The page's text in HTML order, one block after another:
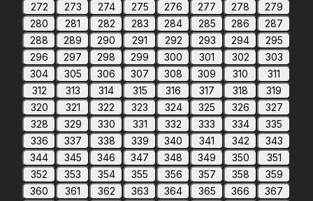
272
273 274 275 276 277 278
279
280
281 282 283 284 285 286
287
288
289 290 291 292 293 294
295
296
297 298 299 300 301 302
303
304
305 306 307 308 309 310
311
312
313 314 315 316 317 318
319
320
321 322 323 324 325 326
327
328
329 330 331 332 333 334
335
336
337 338 339 340 341 342
343
344
345 346 347 348 349 350
351
352
353 354 355 356 357 358
359
360
361 362 363 364 365 366
367